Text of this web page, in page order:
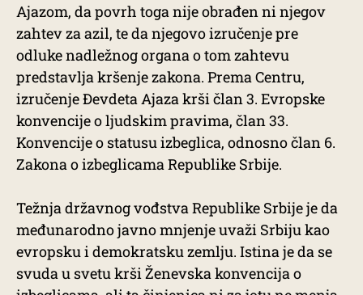
Ajazom, da povrh toga nije obrađen ni njegov
zahtev za azil, te da njegovo izručenje pre
odluke nadležnog organa o tom zahtevu
predstavlja kršenje zakona. Prema Centru,
izručenje Đevdeta Ajaza krši član 3. Evropske
konvencije o ljudskim pravima, član 33.
Konvencije o statusu izbeglica, odnosno član 6.
Zakona o izbeglicama Republike Srbije.
Težnja državnog vođstva Republike Srbije je da
međunarodno javno mnjenje uvaži Srbiju kao
evropsku i demokratsku zemlju. Istina je da se
svuda u svetu krši Ženevska konvencija o